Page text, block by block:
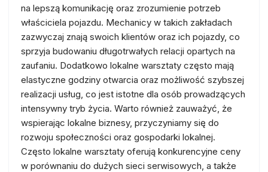
na lepszą komunikację oraz zrozumienie potrzeb
właściciela pojazdu. Mechanicy w takich zakładach
zazwyczaj znają swoich klientów oraz ich pojazdy, co
sprzyja budowaniu długotrwałych relacji opartych na
zaufaniu. Dodatkowo lokalne warsztaty często mają
elastyczne godziny otwarcia oraz możliwość szybszej
realizacji usług, co jest istotne dla osób prowadzących
intensywny tryb życia. Warto również zauważyć, że
wspierając lokalne biznesy, przyczyniamy się do
rozwoju społeczności oraz gospodarki lokalnej.
Często lokalne warsztaty oferują konkurencyjne ceny
w porównaniu do dużych sieci serwisowych, a także